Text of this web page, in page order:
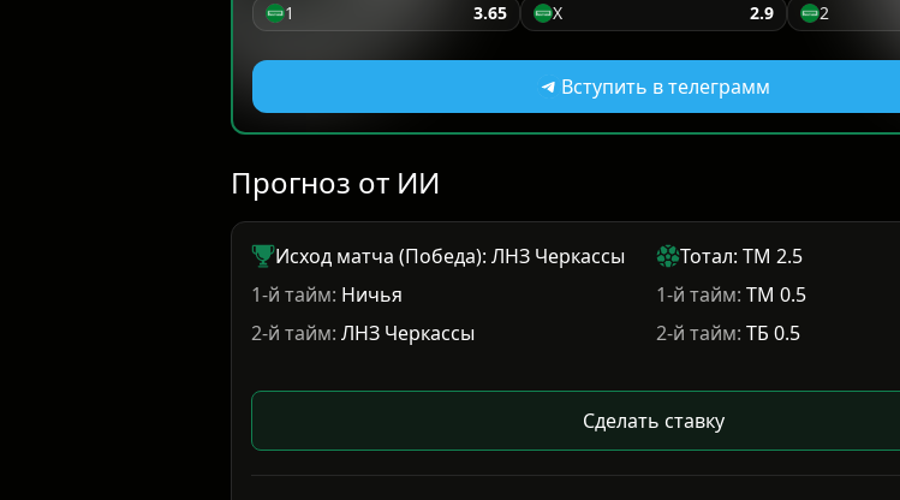
1 3.65 X 2.9 2
Вступить в телеграмм
Прогноз от ИИ
Исход матча (Победа): ЛНЗ Черкассы
1-й тайм: Ничья
2-й тайм: ЛНЗ Черкассы
Тотал: ТМ 2.5
1-й тайм: ТМ 0.5
2-й тайм: ТБ 0.5
Сделать ставку